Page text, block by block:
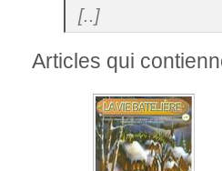
[..]
Articles qui